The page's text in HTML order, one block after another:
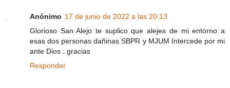
Anónimo 17 de junio de 2022 a las 20:13
Glorioso San Alejo te suplico que alejes de mi entorno a
esas dos personas dañinas SBPR y MJUM Intercede por mi
ante Dios...gracias
Responder